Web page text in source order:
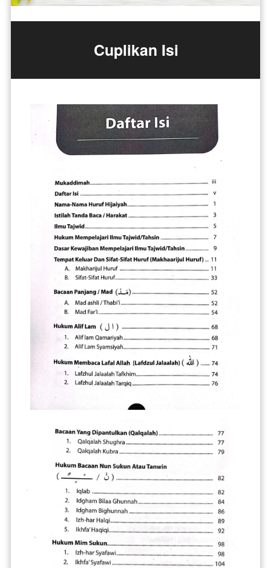
Cuplikan Isi